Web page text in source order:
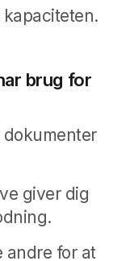
brug for
giver dig
andre for at